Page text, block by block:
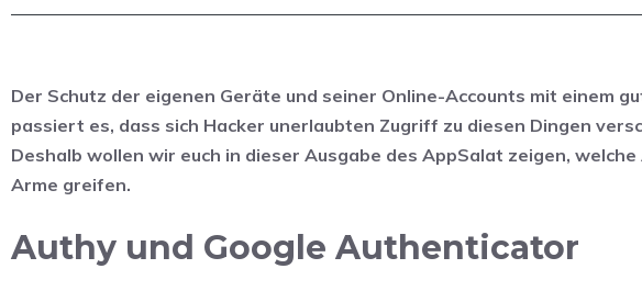
Der Schutz der eigenen Geräte und seiner Online-Accounts mit einem
passiert es, dass sich Hacker unerlaubten Zugriff zu diesen Dingen
Deshalb wollen wir euch in dieser Ausgabe des AppSalat zeigen,
Arme greifen.
Authy und Google Authenticator